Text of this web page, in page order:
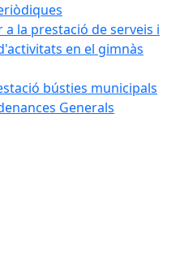
a la prestació de serveis i
en el gimnàs
bústies municipals
Generals